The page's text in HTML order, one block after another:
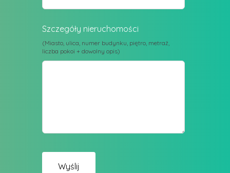
Szczegóły nieruchomości
(Miasto, ulica, numer budynku, piętro, metraż,
liczba pokoi + dowolny opis)